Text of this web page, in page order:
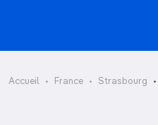
Accueil France Strasbourg
Théâtre
Théâtre national